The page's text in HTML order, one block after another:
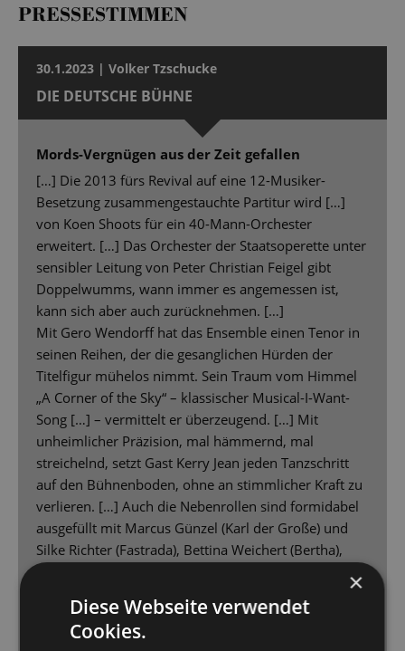
PRESSESTIMMEN
30.1.2023 | Volker Tzschucke
DIE DEUTSCHE BÜHNE
Mords-Vergnügen aus der Zeit gefallen
[…] Die 2013 fürs Revival auf eine 12-Musiker-
Besetzung zusammengestauchte Partitur wird […]
von Koen Shoots für ein 40-Mann-Orchester
erweitert. […] Das Orchester der Staatsoperette unter
sensibler Leitung von Peter Christian Feigel gibt
Doppelwumms, wann immer es angemessen ist,
kann sich aber auch zurücknehmen. […]
Mit Gero Wendorff hat das Ensemble einen Tenor in
seinen Reihen, der die gesanglichen Hürden der
Titelfigur mühelos nimmt. Sein Traum vom Himmel
„A Corner of the Sky“ – klassischer Musical-I-Want-
Song […] – vermittelt er überzeugend. […] Mit
unheimlicher Präzision, mal hämmernd, mal
streichelnd, setzt Gast Kerry Jean jeden Tanzschritt
auf den Bühnenboden, ohne an stimmlicher Kraft zu
verlieren. […] Auch die Nebenrollen sind formidabel
ausgefüllt mit Marcus Günzel (Karl der Große) und
Silke Richter (Fastrada), Bettina Weichert (Bertha),
(Ludwig). Sie alle bekommen ihre Augenblicke, sich in
den Fokus zu spielen, zu singen, zu tanzen – und
nutzen dies, um das Publikum für sich einzunehmen.
×
Diese Webseite verwendet
Cookies.